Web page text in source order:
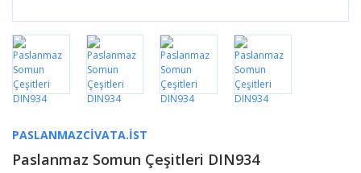
PASLANMAZCIVATA.IST
Paslanmaz Somun Çeşitleri DIN934